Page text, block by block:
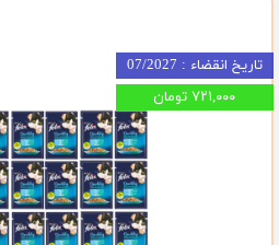
تاریخ انقضاء : 07/2027
۷۲۱,۰۰۰ تومان